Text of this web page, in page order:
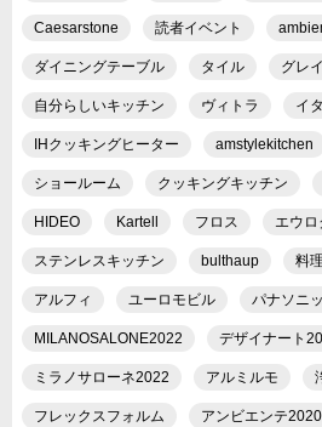
Caesarstone 読者イベント
ダイニングテーブル タイル グレ
自分らしいキッチン ヴィトラ イ
IHクッキングヒーター amstylekitchen
ショールーム クッキングキッチン
HIDEO Kartell フロス エウロ
ステンレスキッチン bulthaup 料
アルフィ ユーロモビル パナソニ
MILANOSALONE2022 デザイナート
ミラノサローネ2022 アルミルモ
フレックスフォルム アンビエンテ2020